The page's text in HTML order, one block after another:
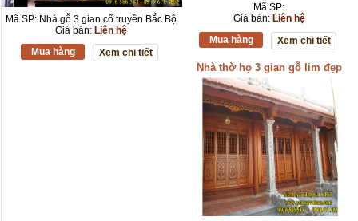
Mã SP: Nhà gỗ 3 gian cổ truyền Bắc Bộ
Giá bán: Liên hệ
Mua hàng
Xem chi tiết
Mã SP:
Giá bán: Liên hệ
Mua hàng
Xem chi tiết
Nhà thờ họ 3 gian gỗ lim đẹp